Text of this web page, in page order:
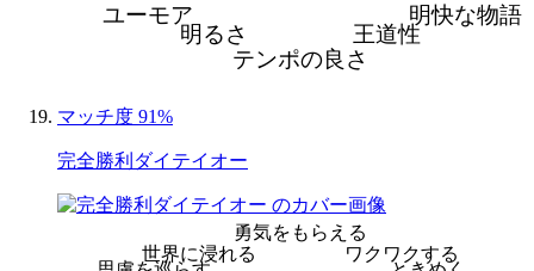
明快な物語
王道性
テンポの良さ
明るさ
ユーモア
マッチ度 91%
完全勝利ダイテイオー
勇気をもらえる
ワクワクする
世界に浸れる